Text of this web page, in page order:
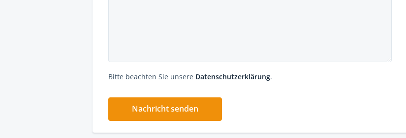
Bitte beachten Sie unsere Datenschutzerklärung.
Nachricht senden